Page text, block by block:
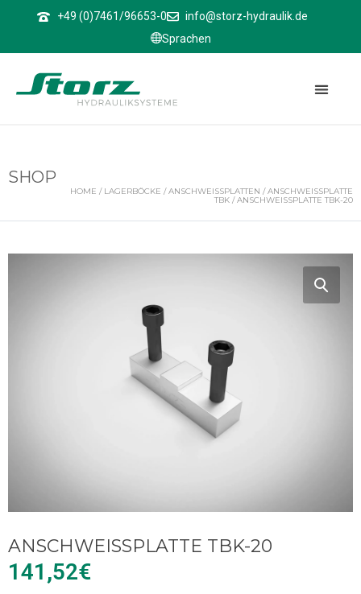
+49 (0)7461/96653-0
info@storz-hydraulik.de
Sprachen
SHOP
HOME / LAGERBÖCKE /ANSCHWEISSPLATTEN /ANSCHWEISSPLATTE T
BK
/ ANSCHWEISSPLATTE TBK-20
ANSCHWEISSPLATTE TBK-20
141,52€